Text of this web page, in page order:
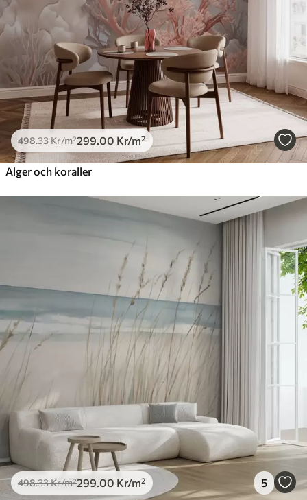
498.33Kr/m²299.00 Kr/m²
Alger och koraller
498.33Kr/m²299.00 Kr/m² 5